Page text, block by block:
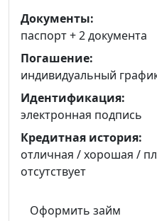
Оформить займ
Документы:
паспорт +2 документа
Погашение:
индивидуальный
Идентификация:
электронная подпись
Кредитная история:
отличная / хорошая /
отсутствует